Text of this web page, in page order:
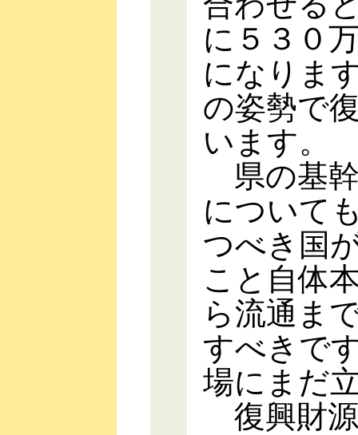
に５３０
になりま
の姿勢で
います。
県の基
について
つべき国
こと自体
ら流通ま
すべきで
場にまだ
復興財